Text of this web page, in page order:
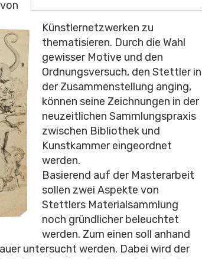
Künstlernetzwerken zu
thematisieren. Durch die Wahl
gewisser Motive und den
Ordnungsversuch, den Stettler in
der Zusammenstellung anging,
können seine Zeichnungen in der
neuzeitlichen Sammlungspraxis
zwischen Bibliothek und
Kunstkammer eingeordnet
werden.
Basierend auf der Masterarbeit
sollen zwei Aspekte von
Stettlers Materialsammlung
noch gründlicher beleuchtet
werden. Zum einen soll anhand
untersucht werden. Dabei wird der